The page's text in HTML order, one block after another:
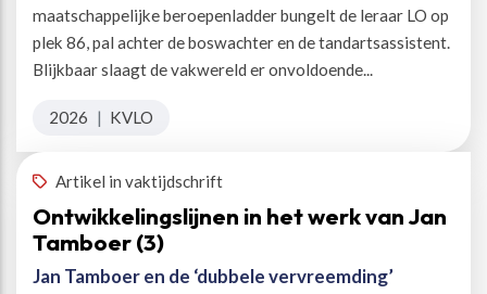
maatschappelijke beroepenladder bungelt de leraar LO op
plek 86, pal achter de boswachter en de tandartsassistent.
Blijkbaar slaagt de vakwereld er onvoldoende...
2026 | KVLO
Artikel in vaktijdschrift
Ontwikkelingslijnen in het werk van Jan
Tamboer (3)
Jan Tamboer en de ‘dubbele vervreemding’